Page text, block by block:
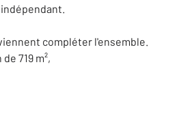
compléter l'ensemble.
719 m²,